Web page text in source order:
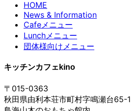
HOME
News & Information
Cafeメニュー
Lunchメニュー
団体様向けメニュー
キッチンカフェkino
〒015-0363
秋田県由利本荘市町村字鳴瀬台65-1